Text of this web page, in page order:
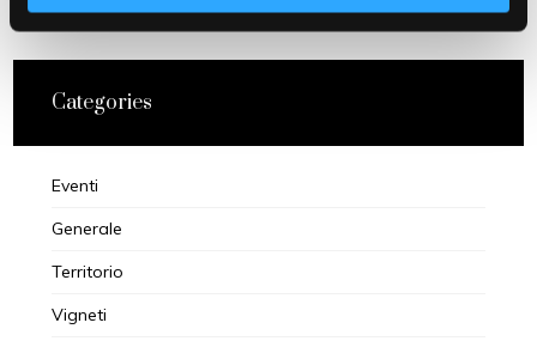
Categories
Eventi
Generale
Territorio
Vigneti